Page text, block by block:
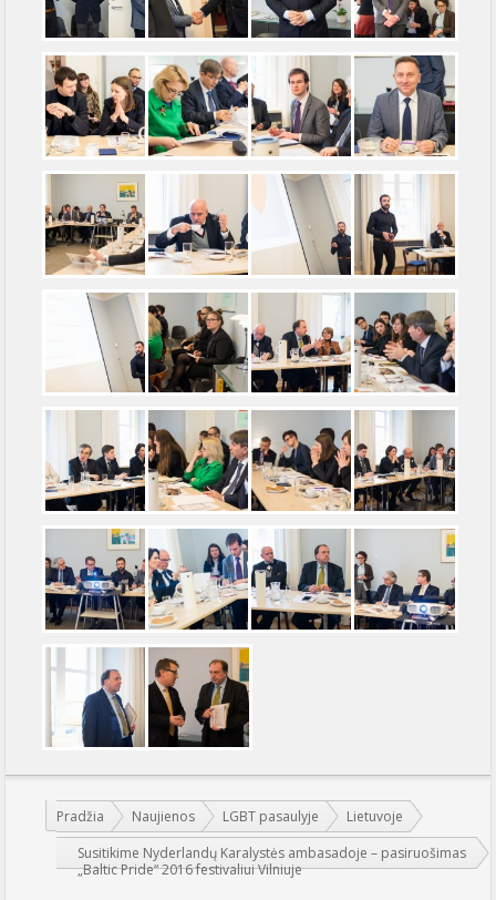
Jūs esate čia:
Pradžia Naujienos LGBT pasaulyje
Lietuvoje
Susitikime Nyderlandų Karalystės ambasadoje – pasiruošimas
„Baltic Pride“ 2016 festivaliui Vilniuje